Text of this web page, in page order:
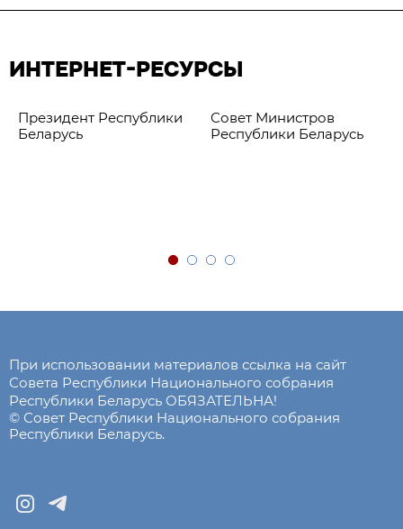
ИНТЕРНЕТ-РЕСУРСЫ
Президент Республики
Беларусь
Совет Министров
Республики Беларусь
При использовании материалов ссылка на сайт
Совета Республики Национального собрания
Республики Беларусь ОБЯЗАТЕЛЬНА!
© Совет Республики Национального собрания
Республики Беларусь.